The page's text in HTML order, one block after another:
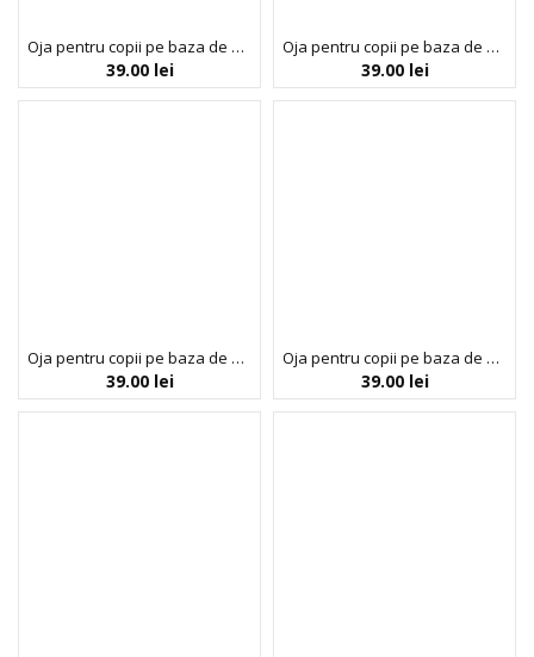
Oja pentru copii pe baza de apa cu parfum de coacaze, Mauve Dream Today, Inuwet mini, 5 ml
39.00 lei
Oja pentru copii pe baza de apa cu parfum de mar, Turquoise is a Siren, Inuwet mini, 5 ml
39.00 lei
Oja pentru copii pe baza de apa cu parfum de papaya, Golden Game, Inuwet mini, 5 ml
39.00 lei
Oja pentru copii pe baza de apa cu parfum de vanilie, Glitter Silver Dreamer, Inuwet mini, 5 ml
39.00 lei